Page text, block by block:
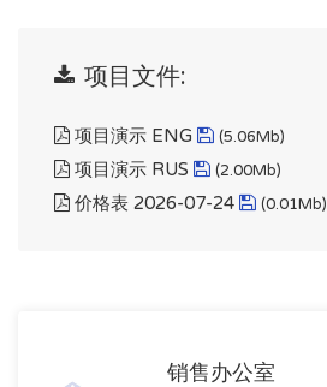
项目文件:
项目演示 ENG (5.06Mb)
项目演示 RUS (2.00Mb)
价格表 2026-07-24 (0.01Mb)
销售办公室